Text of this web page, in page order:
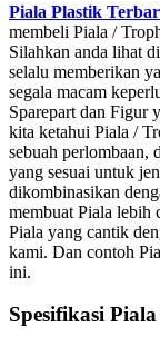
Piala Plastik
membeli Piala /
Silahkan anda lihat
selalu memberikan
segala macam
Sparepart dan Figur
kita ketahui Piala /
sebuah perlombaan,
yang sesuai untuk
dikombinasikan
membuat Piala lebih
Piala yang cantik
kami. Dan contoh
ini.
Spesifikasi